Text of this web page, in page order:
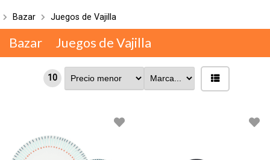
Bazar Juegos de Vajilla
Bazar Juegos de Vajilla
10